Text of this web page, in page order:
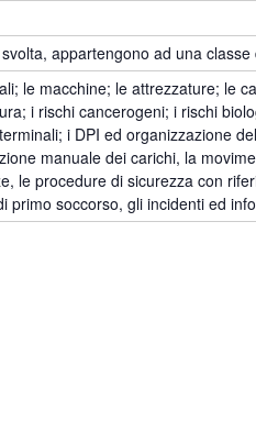
appartengono ad una classe
le macchine; le attrezzature; le
i rischi cancerogeni; i rischi
i DPI ed organizzazione
manuale dei carichi, la
le procedure di sicurezza con
soccorso, gli incidenti ed